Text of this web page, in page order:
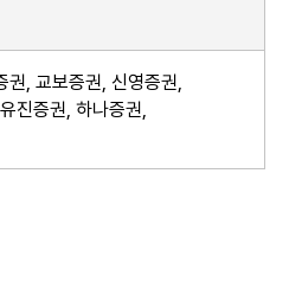
, 교보증권, 신영증권,
진증권, 하나증권,